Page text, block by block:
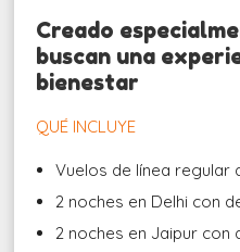
Creado
buscan una
bienestar
QUÉ INCLUYE
Vuelos de línea regular
2 noches en Delhi con
2 noches en Jaipur con